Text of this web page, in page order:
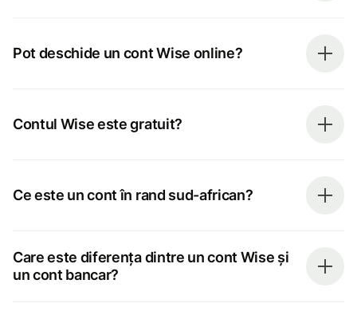
Pot deschide un cont Wise online?
Contul Wise este gratuit?
Ce este un cont în rand sud-african?
Care este diferența dintre un cont Wise și
un cont bancar?